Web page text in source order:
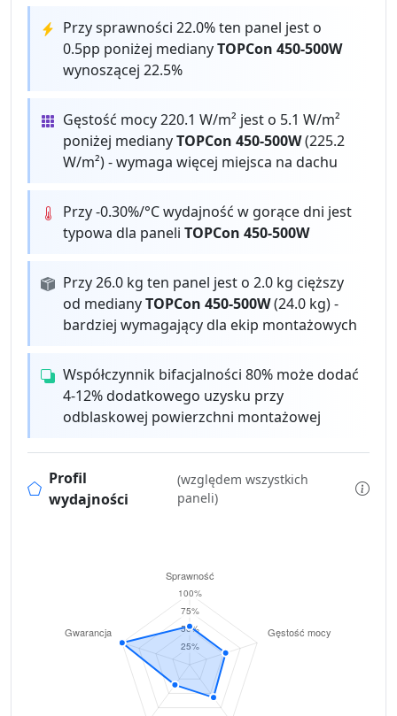
Przy sprawności 22.0% ten panel jest o
0.5pp poniżej medianyTOPCon 450-500W
wynoszącej 22.5%
Gęstość mocy 220.1 W/m² jest o 5.1 W/m²
poniżej medianyTOPCon 450-500W(225.2
W/m²) - wymaga więcej miejsca na dachu
Przy -0.30%/°C wydajność w gorące dni jest
typowa dla paneliTOPCon 450-500W
Przy 26.0 kg ten panel jest o 2.0 kg cięższy
od medianyTOPCon 450-500W(24.0 kg) -
bardziej wymagający dla ekip montażowych
Współczynnik bifacjalności 80% może dodać
4-12% dodatkowego uzysku przy
odblaskowej powierzchni montażowej
Profil
wydajności
(względem wszystkich
paneli)